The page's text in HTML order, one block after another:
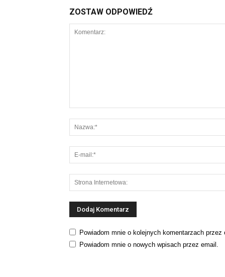
ZOSTAW ODPOWIEDŹ
Powiadom mnie o kolejnych komentarzach przez
Powiadom mnie o nowych wpisach przez email.